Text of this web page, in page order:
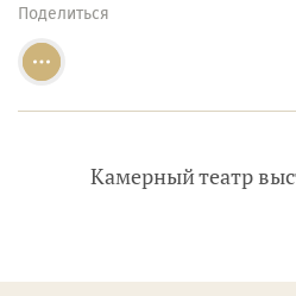
Поделиться
Камерный театр